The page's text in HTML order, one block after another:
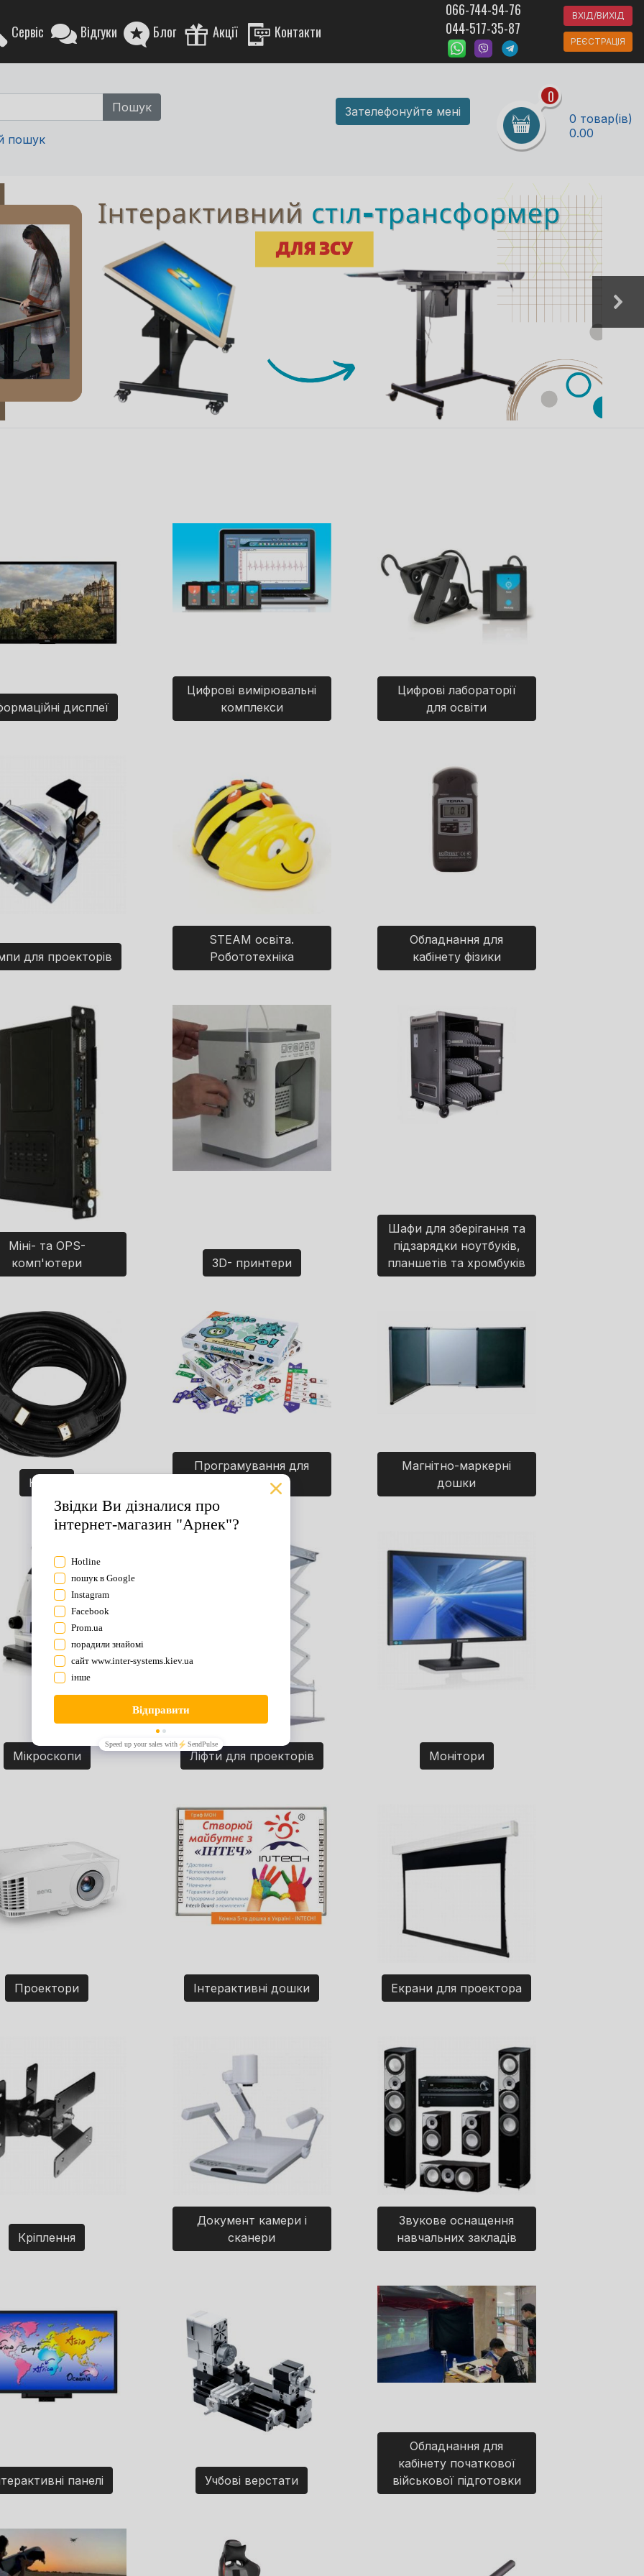
Сервіс Відгуки Блог Акції Контакти
066-744-94-76
044-517-35-87
ВХІД/ВИХІД
РЕЄСТРАЦІЯ
пошук
Зателефонуйте мені
0
0 товар(ів)
0.00
дисплеї
Цифрові вимірювальні
комплекси
Цифрові лабораторії
для освіти
для проекторів
STEAM освіта.
Робототехніка
Обладнання для
кабінету фізики
Міні- та OPS-
комп'ютери
3D- принтери
Шафи для зберігання та
підзарядки ноутбуків,
планшетів та хромбуків
Кабелі
Програмування для
дітей. Ігри.
Магнітно-маркерні
дошки
Мікроскопи Ліфти для проекторів Монітори
Проектори Інтерактивні дошки Екрани для проектора
Кріплення
Документ камери і
сканери
Звукове оснащення
навчальних закладів
панелі Учбові верстати
Обладнання для
кабінету початкової
військової підготовки